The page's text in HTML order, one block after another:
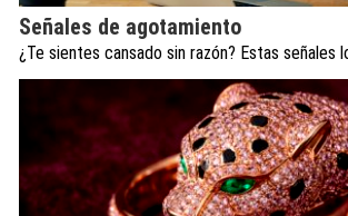
Señales de agotamiento
¿Te sientes cansado sin razón? Estas señales